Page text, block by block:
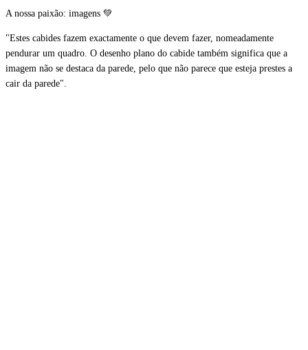
A nossa paixão: imagens 💚
"Estes cabides fazem exactamente o que devem fazer, nomeadamente
pendurar um quadro. O desenho plano do cabide também significa que a
imagem não se destaca da parede, pelo que não parece que esteja prestes a
cair da parede".